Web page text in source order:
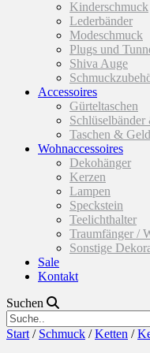
Kinderschmuck
Lederbänder
Modeschmuck
Plugs und
Shiva Auge
Accessoires
Gürteltaschen
Schlüselbänder
Taschen &
Wohnaccessoires
Dekohänger
Kerzen
Lampen
Speckstein
Teelichthalter
Traumfänger /
Sonstige
Sale
Kontakt
Suchen
Start / Schmuck /Ketten /